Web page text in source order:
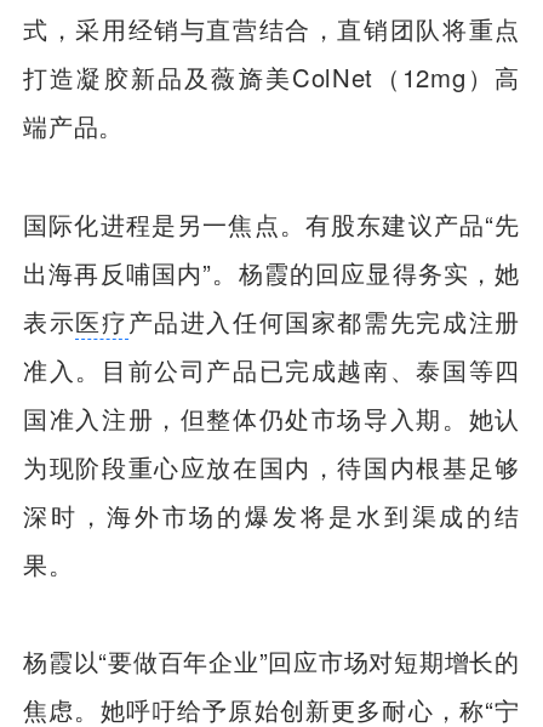
式，采用经销与直营结合，直销团队将重点
打造凝胶新品及薇旖美ColNet（12mg）高
端产品。
国际化进程是另一焦点。有股东建议产品“先
出海再反哺国内”。杨霞的回应显得务实，她
表示医疗产品进入任何国家都需先完成注册
准入。目前公司产品已完成越南、泰国等四
国准入注册，但整体仍处市场导入期。她认
为现阶段重心应放在国内，待国内根基足够
深时，海外市场的爆发将是水到渠成的结
果。
杨霞以“要做百年企业”回应市场对短期增长的
焦虑。她呼吁给予原始创新更多耐心，称“宁